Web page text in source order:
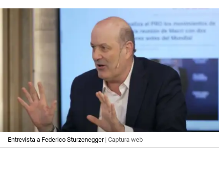
Entrevista a Federico Sturzenegger| Captura web